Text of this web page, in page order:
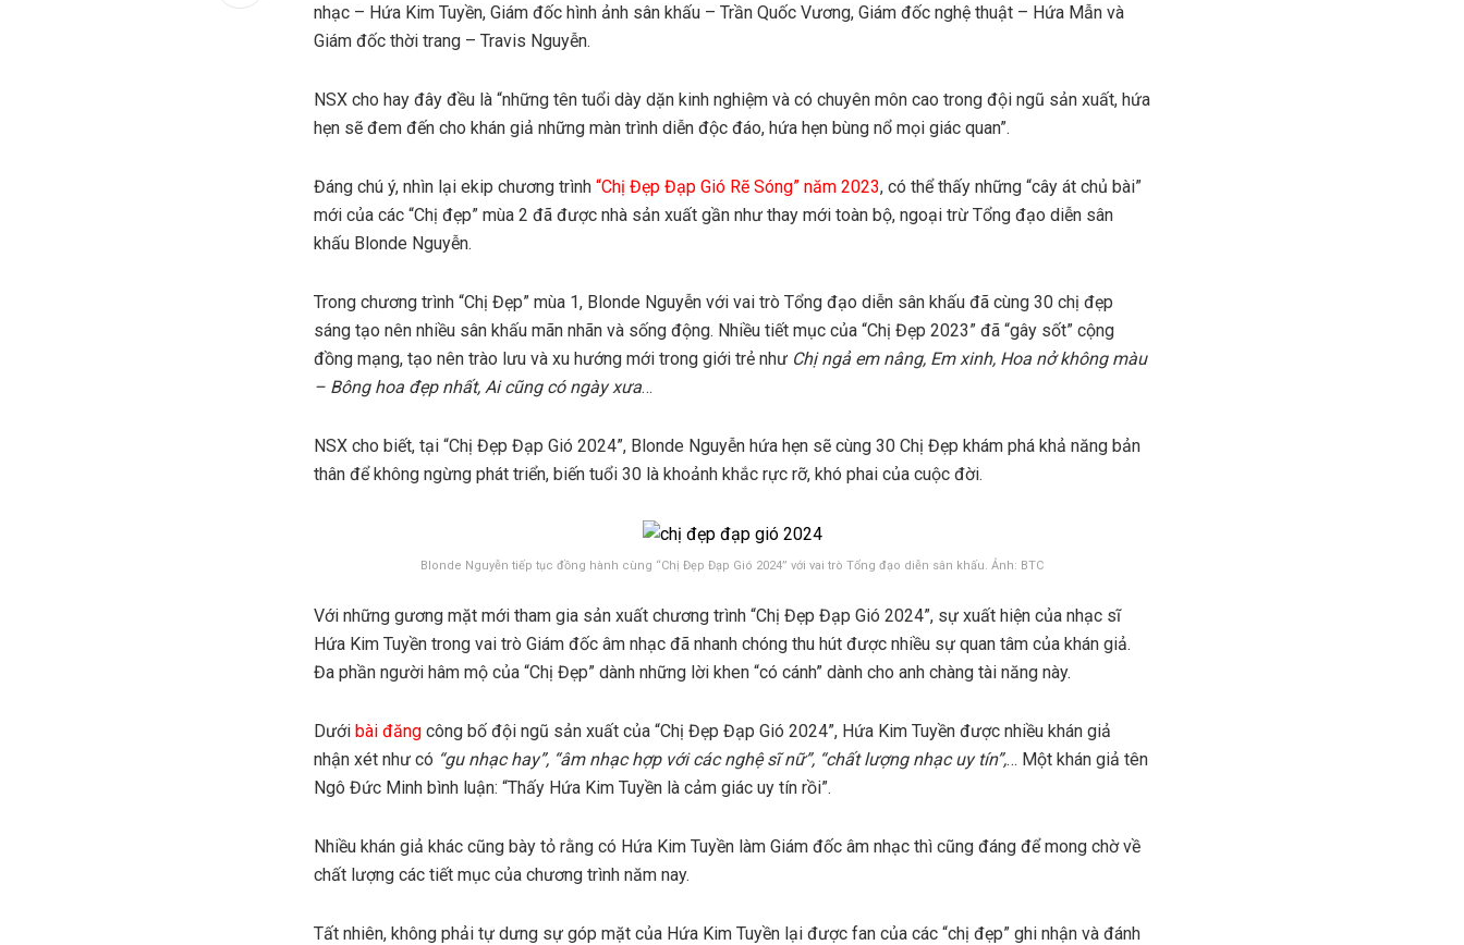
nhạc – Hứa Kim Tuyền, Giám đốc hình ảnh sân khấu – Trần Quốc Vương, Giám đốc nghệ thuật – Hứa Mẫn và
Giám đốc thời trang – Travis Nguyễn.
NSX cho hay đây đều là “những tên tuổi dày dặn kinh nghiệm và có chuyên môn cao trong đội ngũ sản xuất, hứa
hẹn sẽ đem đến cho khán giả những màn trình diễn độc đáo, hứa hẹn bùng nổ mọi giác quan”.
Đáng chú ý, nhìn lại ekip chương trình “Chị Đẹp Đạp Gió Rẽ Sóng” năm 2023, có thể thấy những “cây át chủ bài”
mới của các “Chị đẹp” mùa 2 đã được nhà sản xuất gần như thay mới toàn bộ, ngoại trừ Tổng đạo diễn sân
khấu Blonde Nguyễn.
Trong chương trình “Chị Đẹp” mùa 1, Blonde Nguyễn với vai trò Tổng đạo diễn sân khấu đã cùng 30 chị đẹp
sáng tạo nên nhiều sân khấu mãn nhãn và sống động. Nhiều tiết mục của “Chị Đẹp 2023” đã “gây sốt” cộng
đồng mạng, tạo nên trào lưu và xu hướng mới trong giới trẻ như Chị ngả em nâng, Em xinh, Hoa nở không màu
– Bông hoa đẹp nhất, Ai cũng có ngày xưa…
NSX cho biết, tại “Chị Đẹp Đạp Gió 2024”, Blonde Nguyễn hứa hẹn sẽ cùng 30 Chị Đẹp khám phá khả năng bản
thân để không ngừng phát triển, biến tuổi 30 là khoảnh khắc rực rỡ, khó phai của cuộc đời.
Blonde Nguyễn tiếp tục đồng hành cùng “Chị Đẹp Đạp Gió 2024” với vai trò Tổng đạo diễn sân khấu. Ảnh: BTC
Với những gương mặt mới tham gia sản xuất chương trình “Chị Đẹp Đạp Gió 2024”, sự xuất hiện của nhạc sĩ
Hứa Kim Tuyền trong vai trò Giám đốc âm nhạc đã nhanh chóng thu hút được nhiều sự quan tâm của khán giả.
Đa phần người hâm mộ của “Chị Đẹp” dành những lời khen “có cánh” dành cho anh chàng tài năng này.
Dưới bài đăng công bố đội ngũ sản xuất của “Chị Đẹp Đạp Gió 2024”, Hứa Kim Tuyền được nhiều khán giả
nhận xét như có “gu nhạc hay”, “âm nhạc hợp với các nghệ sĩ nữ”, “chất lượng nhạc uy tín”,… Một khán giả tên
Ngô Đức Minh bình luận: “Thấy Hứa Kim Tuyền là cảm giác uy tín rồi”.
Nhiều khán giả khác cũng bày tỏ rằng có Hứa Kim Tuyền làm Giám đốc âm nhạc thì cũng đáng để mong chờ về
chất lượng các tiết mục của chương trình năm nay.
Tất nhiên, không phải tự dưng sự góp mặt của Hứa Kim Tuyền lại được fan của các “chị đẹp” ghi nhận và đánh